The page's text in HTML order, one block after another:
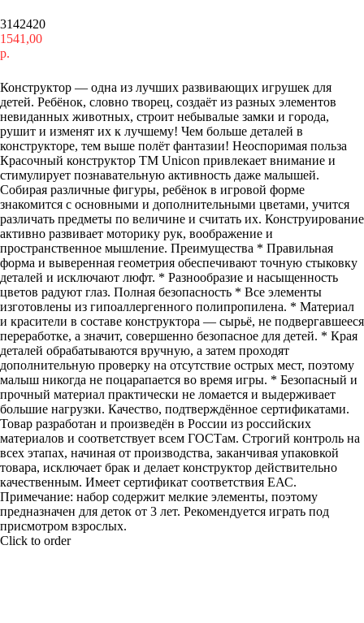
3142420
1541,00
р.
Конструктор — одна из лучших развивающих игрушек для
детей. Ребёнок, словно творец, создаёт из разных элементов
невиданных животных, строит небывалые замки и города,
рушит и изменят их к лучшему! Чем больше деталей в
конструкторе, тем выше полёт фантазии! Неоспоримая польза
Красочный конструктор ТМ Unicon привлекает внимание и
стимулирует познавательную активность даже малышей.
Собирая различные фигуры, ребёнок в игровой форме
знакомится с основными и дополнительными цветами, учится
различать предметы по величине и считать их. Конструирование
активно развивает моторику рук, воображение и
пространственное мышление. Преимущества * Правильная
форма и выверенная геометрия обеспечивают точную стыковку
деталей и исключают люфт. * Разнообразие и насыщенность
цветов радуют глаз. Полная безопасность * Все элементы
изготовлены из гипоаллергенного полипропилена. * Материал
и красители в составе конструктора — сырьё, не подвергавшееся
переработке, а значит, совершенно безопасное для детей. * Края
деталей обрабатываются вручную, а затем проходят
дополнительную проверку на отсутствие острых мест, поэтому
малыш никогда не поцарапается во время игры. * Безопасный и
прочный материал практически не ломается и выдерживает
большие нагрузки. Качество, подтверждённое сертификатами.
Товар разработан и произведён в России из российских
материалов и соответствует всем ГОСТам. Строгий контроль на
всех этапах, начиная от производства, заканчивая упаковкой
товара, исключает брак и делает конструктор действительно
качественным. Имеет сертификат соответствия ЕАС.
Примечание: набор содержит мелкие элементы, поэтому
предназначен для деток от 3 лет. Рекомендуется играть под
присмотром взрослых.
Click to order